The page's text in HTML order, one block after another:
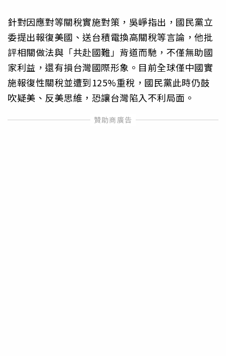
針對因應對等關稅實施對策，吳崢指出，國民黨立
委提出報復美國、送台積電換高關稅等言論，他批
評相關做法與「共赴國難」背道而馳，不僅無助國
家利益，還有損台灣國際形象。目前全球僅中國實
施報復性關稅並遭到125%重稅，國民黨此時仍鼓
吹疑美、反美思維，恐讓台灣陷入不利局面。